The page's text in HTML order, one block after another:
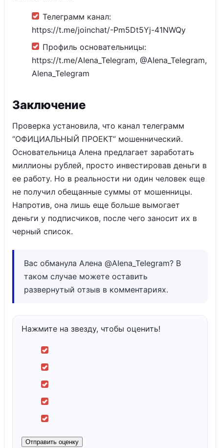
Телеграмм канал:
https://t.me/joinchat/-Pm5Dt5Yj-41NWQy
Профиль основательницы:
https://t.me/AIena_TeIegram, @AIena_TeIegram,
AIena_TeIegram
Заключение
Проверка установила, что канал телеграмм
“ОФИЦИАЛЬНЫЙ ПРОЕКТ” мошеннический.
Основательница Алена предлагает заработать
миллионы рублей, просто инвестировав деньги в
ее работу. Но в реальности ни один человек еще
не получил обещанные суммы от мошенницы.
Напротив, она лишь еще больше вымогает
деньги у подписчиков, после чего заносит их в
черный список.
Вас обманула Алена @AIena_TeIegram? В
таком случае можете оставить
развернутый отзыв в комментариях.
Нажмите на звезду, чтобы оценить!
Отправить оценку